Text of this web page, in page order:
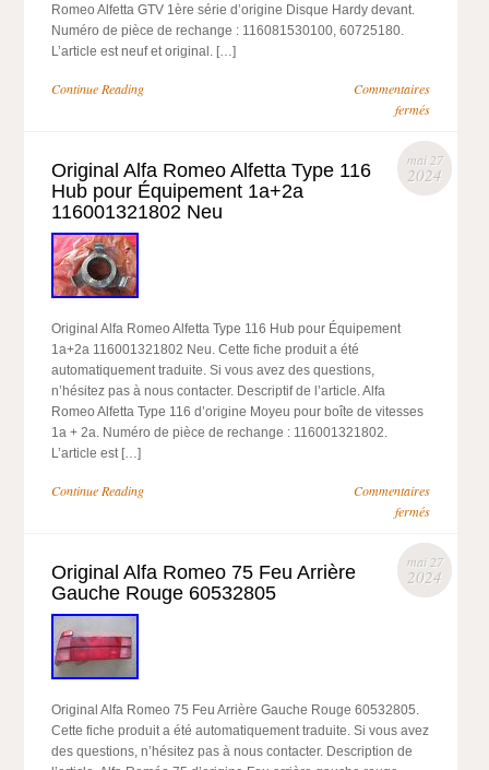
Romeo Alfetta GTV 1ère série d’origine Disque Hardy devant.
Numéro de pièce de rechange : 116081530100, 60725180.
L’article est neuf et original. […]
Continue Reading
Commentaires
fermés
mai 27
2024
Original Alfa Romeo Alfetta Type 116
Hub pour Équipement 1a+2a
116001321802 Neu
Original Alfa Romeo Alfetta Type 116 Hub pour Équipement
1a+2a 116001321802 Neu. Cette fiche produit a été
automatiquement traduite. Si vous avez des questions,
n’hésitez pas à nous contacter. Descriptif de l’article. Alfa
Romeo Alfetta Type 116 d’origine Moyeu pour boîte de vitesses
1a + 2a. Numéro de pièce de rechange : 116001321802.
L’article est […]
Continue Reading
Commentaires
fermés
mai 27
2024
Original Alfa Romeo 75 Feu Arrière
Gauche Rouge 60532805
Original Alfa Romeo 75 Feu Arrière Gauche Rouge 60532805.
Cette fiche produit a été automatiquement traduite. Si vous avez
des questions, n’hésitez pas à nous contacter. Description de